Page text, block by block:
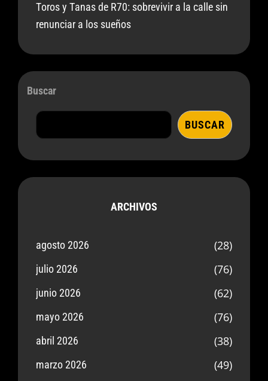
Toros y Tanas de R70: sobrevivir a la calle sin
renunciar a los sueños
Buscar
BUSCAR
ARCHIVOS
agosto 2026 (28)
julio 2026 (76)
junio 2026 (62)
mayo 2026 (76)
abril 2026 (38)
marzo 2026 (49)